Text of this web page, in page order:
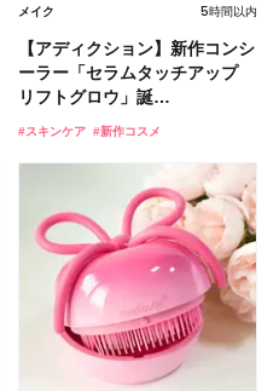
メイク 5時間以内
【アディクション】新作コンシ
ーラー「セラムタッチアップ
リフトグロウ」誕…
#スキンケア #新作コスメ
スキンケア 2026.08.03
【プラダ ビューティ】新作リ
ップトリートメント「プラダ
リップ ジェリー…
#保湿 #リップケア
メイク 2026.08.07
【夏の写真映えメイク4選】
海・フェス・お祭り。シーン別
におすすめメイク＆…
#夏コスメ #夏メイク
「ミス ディオール オードゥ パ
ルファン」が新たな装いで登
場！ シルバー…
#新作コスメ #フレグランス
美活 2026.08.05
【おすすめダイエットサプリ８
選】食べすぎた日をサポート！
選び方＆糖質・脂…
#ダイエット #インナーケア
ヘア 2026.08.06
【2026年最新】おすすめのド
ライシャンプー12選！ 種類や
使い方もご紹…
#ヘアケア #美髪
ライフスタイル 2026.07.30
【2026年8月の一粒万倍日】お
すすめの開運コスメ＆美容アイ
テム10選！
#占い #運勢
スキンケア 3時間以内
ユーセリン ハリフィラー バク
チライズセラムの使い方・成分
を紹介！ハリツ…
#美容液 #エイジングケア